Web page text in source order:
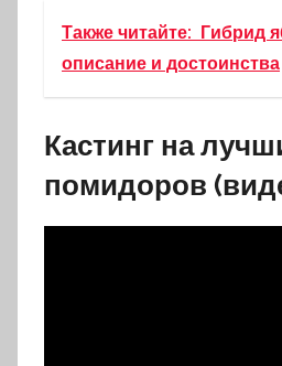
Также читайте: Гибрид
описание и достоинства
Кастинг на
помидоров